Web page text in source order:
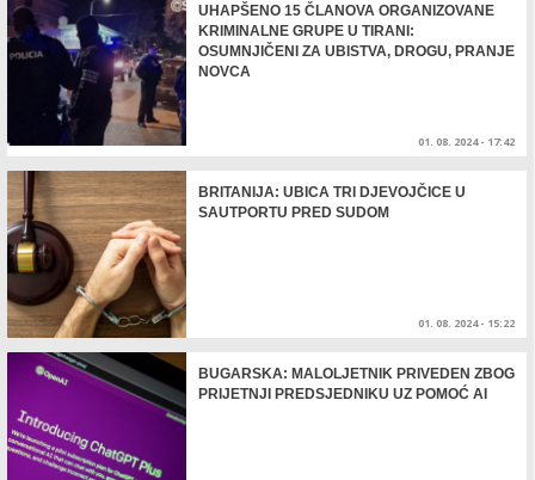
UHAPŠENO 15 ČLANOVA ORGANIZOVANE
KRIMINALNE GRUPE U TIRANI:
OSUMNJIČENI ZA UBISTVA, DROGU, PRANJE
NOVCA
01. 08. 2024 - 17:42
BRITANIJA: UBICA TRI DJEVOJČICE U
SAUTPORTU PRED SUDOM
01. 08. 2024 - 15:22
BUGARSKA: MALOLJETNIK PRIVEDEN ZBOG
PRIJETNJI PREDSJEDNIKU UZ POMOĆ AI